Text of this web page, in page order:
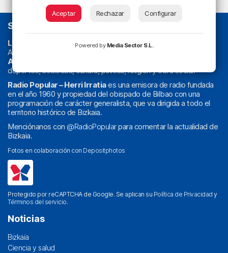
SOBRE NOSOTROS
La radio sin cadenas. Desde 1960 haciendo radio en Bilbao.
Actualidad y
Athletic
deportes, sociedad, cultura, política, religión y obra social.
Radio Popular – Herri Irratiaes una emisora de radio fundada
en el año 1960 y propiedad del obispado de Bilbao con una
programación de carácter generalista, que va dirigida a todo el
territorio histórico de Bizkaia.
Menciónanos con @RadioPopularpara comentar la actualidad de
Bizkaia.
Fotos en colaboración con Depositphotos
Protegido por reCAPTCHA de Google. Se aplican su Política de Privacidad y
Términos del servicio.
Noticias
Bizkaia
Ciencia y salud
Aceptar Rechazar Configurar
Powered by Media Sector S.L.